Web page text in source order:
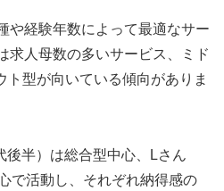
や経験年数によって最適なサー
求人母数の多いサービス、ミド
ト型が向いている傾向がありま
後半）は総合型中心、Lさん
で活動し、それぞれ納得感の